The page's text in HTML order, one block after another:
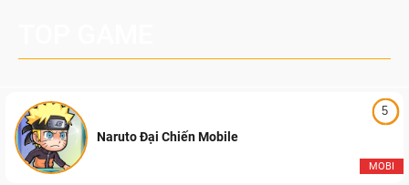
5
MOBI
Naruto Đại Chiến Mobile